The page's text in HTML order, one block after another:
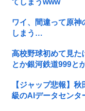
ワイ、間違って原神
しまう…
高校野球初めて見た
とか銀河鉄道999と
【ジャップ悲報】
級のAIデータセンタ